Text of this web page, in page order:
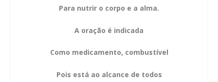
Para nutrir o corpo e a alma.
A oração é indicada
Como medicamento, combustível
Pois está ao alcance de todos